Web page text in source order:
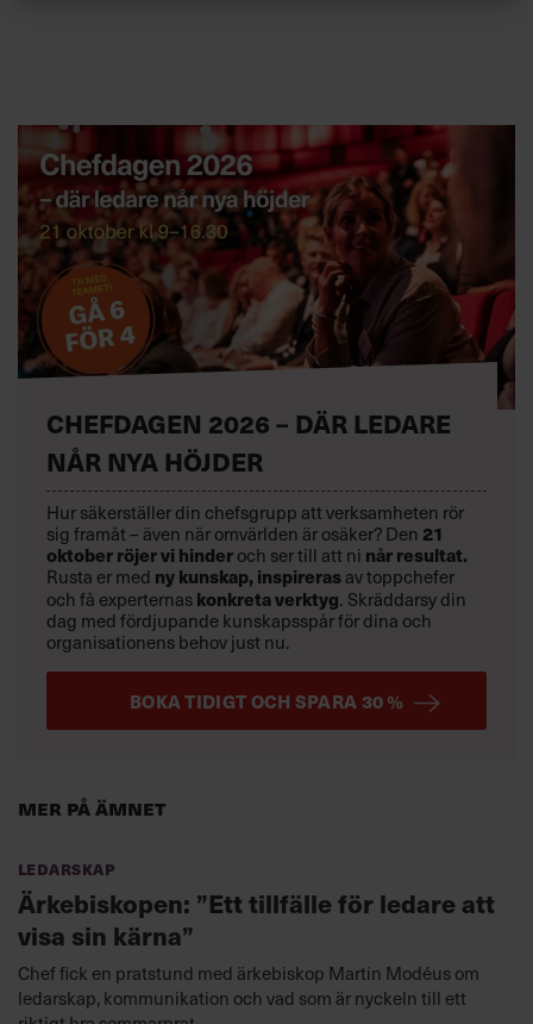
Mer på ämnet
Ledarskap
Ärkebiskopen: ”Ett tillfälle för ledare att
visa sin kärna”
Chef fick en pratstund med ärkebiskop Martin Modéus om
ledarskap, kommunikation och vad som är nyckeln till ett
CHEFDAGEN 2026 – DÄR LEDARE
NÅR NYA HÖJDER
Hur säkerställer din chefsgrupp att verksamheten rör
sig framåt – även när omvärlden är osäker? Den 21
oktoberröjer vi hinderoch ser till att ni når resultat.
Rusta er med ny kunskap, inspirerasav toppchefer
och få experternaskonkreta verktyg. Skräddarsy din
dag med fördjupande kunskapsspår för dina och
organisationens behov just nu.
BOKA TIDIGT OCH SPARA 30 %